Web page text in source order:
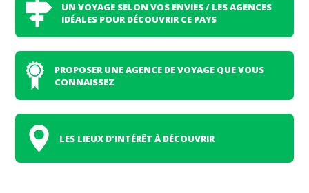
UN VOYAGE SELON VOS ENVIES / LES AGENCES
IDÉALES POUR DÉCOUVRIR CE PAYS
PROPOSER UNE AGENCE DE VOYAGE QUE VOUS
CONNAISSEZ
LES LIEUX D'INTÉRÊT À DÉCOUVRIR